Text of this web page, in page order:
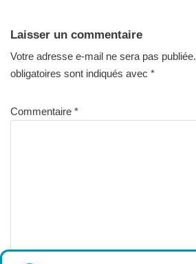
Laisser un commentaire
Votre adresse e-mail ne sera pas publiée.
obligatoires sont indiqués avec *
Commentaire *